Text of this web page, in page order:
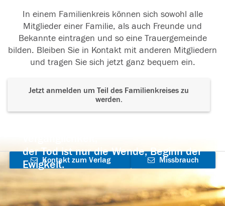
In einem Familienkreis können sich sowohl alle
Mitglieder einer Familie, als auch Freunde und
Bekannte eintragen und so eine Trauergemeinde
bilden. Bleiben Sie in Kontakt mit anderen Mitgliedern
und tragen Sie sich jetzt ganz bequem ein.
Jetzt anmelden um Teil des Familienkreises zu
werden.
der Tod ist nur die Wende, Beginn der
Ewigkeit.
Kontakt zum Verlag
aufnehmen
Missbrauch